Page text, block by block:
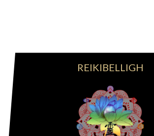
REIKIBELLIGH